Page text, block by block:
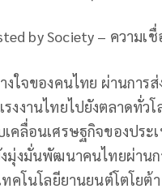
by Society – ความเ
งใจของคนไทย ผ่านการ
งงานไทยไปยังตลาดทั่วโ
เคลื่อนเศรษฐกิจของประ
งมุ่งมั่นพัฒนาคนไทยผ่านก
ทคโนโลยียานยนต์โตโยต้